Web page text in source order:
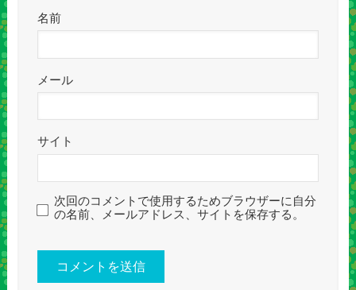
名前
メール
サイト
次回のコメントで使用するためブラウザーに自分
の名前、メールアドレス、サイトを保存する。